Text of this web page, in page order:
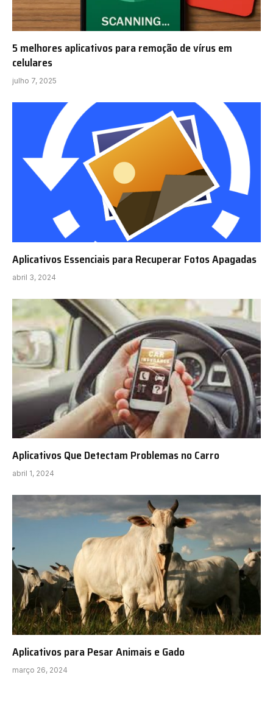
5 melhores aplicativos para remoção de vírus em
celulares
julho 7, 2025
Aplicativos Essenciais para Recuperar Fotos Apagadas
abril 3, 2024
Aplicativos Que Detectam Problemas no Carro
abril 1, 2024
Aplicativos para Pesar Animais e Gado
março 26, 2024